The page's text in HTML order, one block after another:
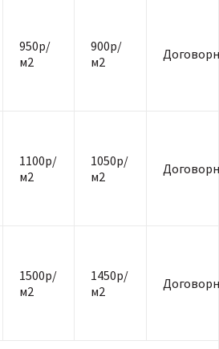
950р/
м2
900р/
м2
1100р/
м2
1050р/
м2
1500р/
м2
1450р/
м2